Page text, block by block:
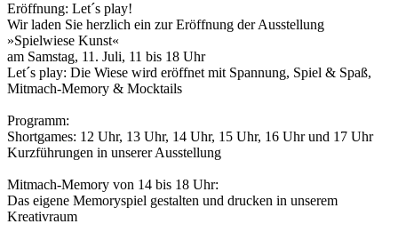
Eröffnung: Let´s play!
Wir laden Sie herzlich ein zur Eröffnung der Ausstellung
»Spielwiese Kunst«
am Samstag, 11. Juli, 11 bis 18 Uhr
Let´s play: Die Wiese wird eröffnet mit Spannung, Spiel & Spaß,
Mitmach-Memory & Mocktails
Programm:
Shortgames: 12 Uhr, 13 Uhr, 14 Uhr, 15 Uhr, 16 Uhr und 17 Uhr
Kurzführungen in unserer Ausstellung
Mitmach-Memory von 14 bis 18 Uhr:
Das eigene Memoryspiel gestalten und drucken in unserem
Kreativraum